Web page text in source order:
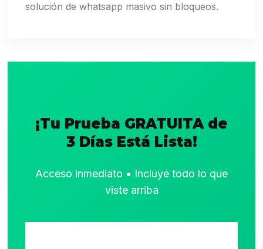
solución de whatsapp masivo sin bloqueos.
¡Tu Prueba GRATUITA de
3 Días Está Lista!
Acceso inmediato • Incluye todo lo que
viste arriba